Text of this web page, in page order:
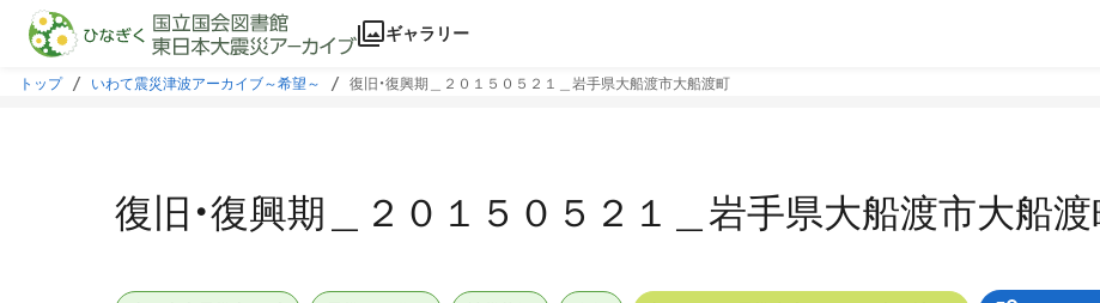
本文に飛ぶ
ギャラリー
トップ いわて震災津波アーカイブ～希望～ 復旧・復興期＿２０１５０５２１＿岩手県大船渡市大船渡町
復旧・復興期＿２０１５０５２１＿岩手県大船渡市大船